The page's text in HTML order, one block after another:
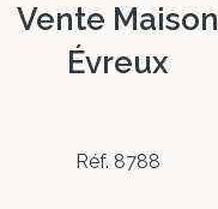
Vente Maison
Évreux
Réf. 8788